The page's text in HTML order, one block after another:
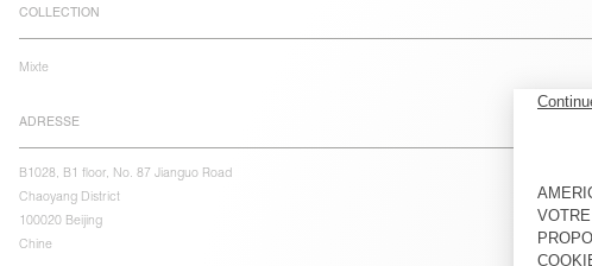
COLLECTION
Mixte
ADRESSE
B1028, B1 floor, No. 87 Jianguo Road
Chaoyang District
100020 Beijing
Chine
voir